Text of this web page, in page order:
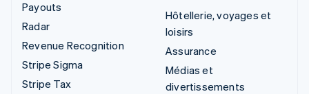
Payouts
Radar
Revenue Recognition
Stripe Sigma
Stripe Tax
Hôtellerie, voyages et
loisirs
Assurance
Médias et
divertissements